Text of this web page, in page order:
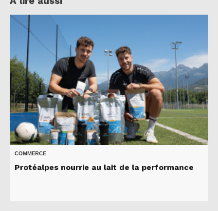
COMMERCE
Protéalpes nourrie au lait de la performance